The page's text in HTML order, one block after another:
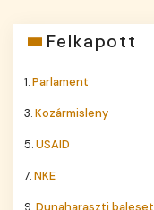
Felkapott
1.Parlament
3.Kozármisleny
5.USAID
7.NKE
9.Dunaharaszti baleset